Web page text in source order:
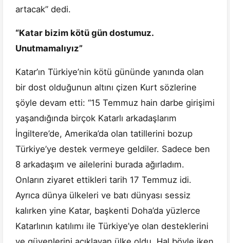
artacak” dedi.
“Katar bizim kötü gün dostumuz.
Unutmamalıyız”
Katar’ın Türkiye’nin kötü gününde yanında olan
bir dost olduğunun altını çizen Kurt sözlerine
şöyle devam etti: “15 Temmuz hain darbe girişimi
yaşandığında birçok Katarlı arkadaşlarım
İngiltere’de, Amerika’da olan tatillerini bozup
Türkiye’ye destek vermeye geldiler. Sadece ben
8 arkadaşım ve ailelerini burada ağırladım.
Onların ziyaret ettikleri tarih 17 Temmuz idi.
Ayrıca dünya ülkeleri ve batı dünyası sessiz
kalırken yine Katar, başkenti Doha’da yüzlerce
Katarlının katılımı ile Türkiye’ye olan desteklerini